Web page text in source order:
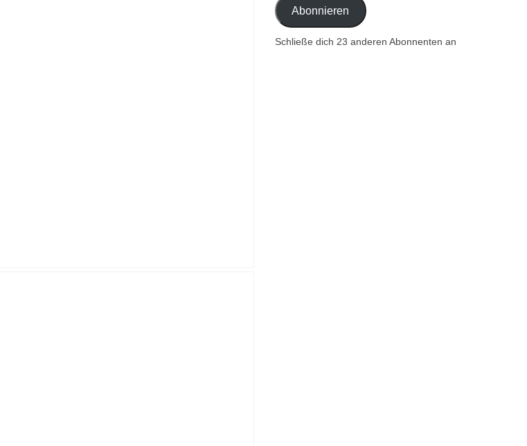
Adresse
Abonnieren
Schließe dich 23 anderen Abonnenten an